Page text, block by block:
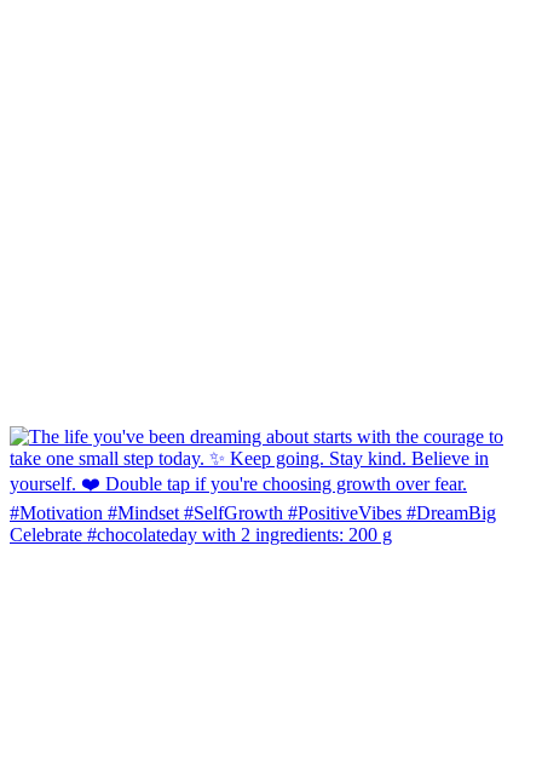
Celebrate #chocolateday with 2 ingredients: 200 g